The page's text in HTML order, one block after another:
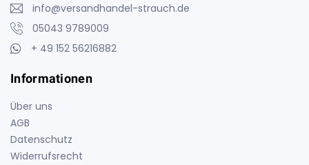
info@versandhandel-strauch.de
05043 9789009
+ 49 152 56216882
Informationen
Über uns
AGB
Datenschutz
Widerrufsrecht